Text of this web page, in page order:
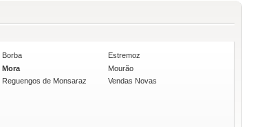
Borba
Estremoz
Mora
Mourão
Reguengos de Monsaraz
Vendas Novas